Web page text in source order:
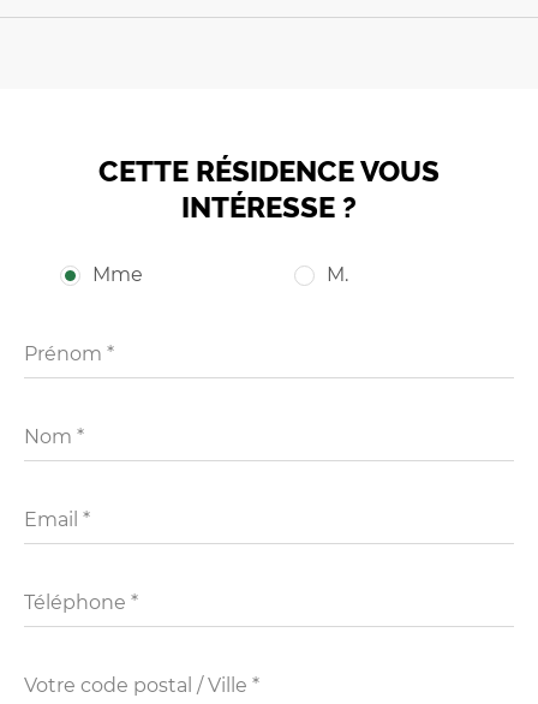
CETTE RÉSIDENCE VOUS
INTÉRESSE ?
Mme M.
Prénom *
Nom *
Email *
Téléphone *
Votre code postal / Ville *